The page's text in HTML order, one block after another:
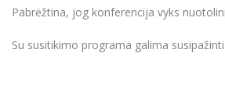
Kasmetiniai mokslo
Studentams
Studentams
Darbuotojams
Darnus vystymasis
Privatumo politika
Privačių interesų
Informacija naujiems
Pabrėžtina, jog konferencija vyks
Su susitikimo programa galima susipažinti